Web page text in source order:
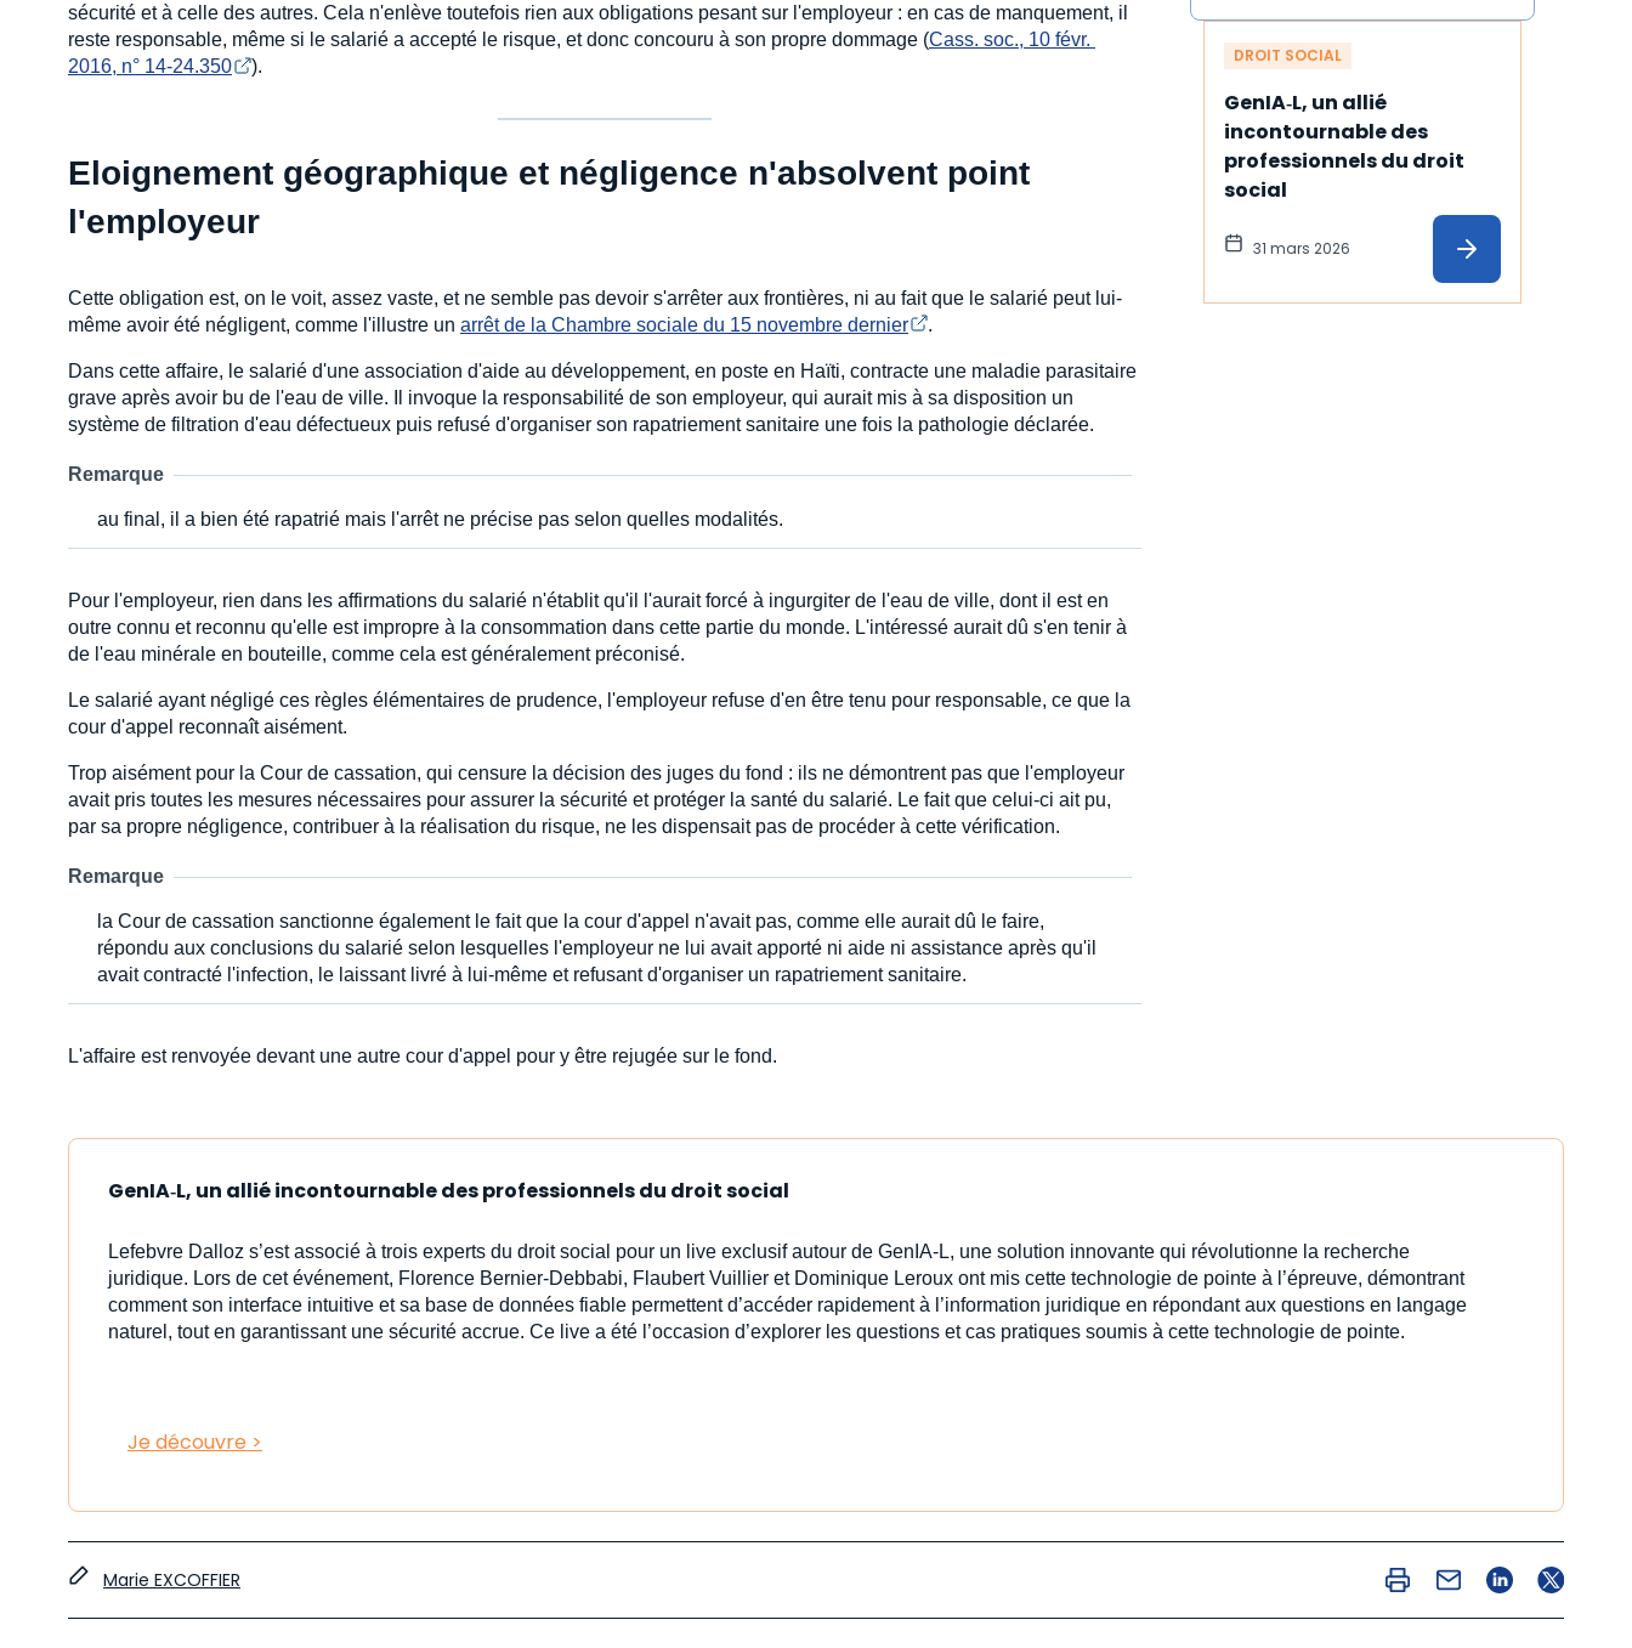
sécurité et à celle des autres. Cela n'enlève toutefois rien aux obligations pesant sur l'employeur : en cas de manquement, il
reste responsable, même si le salarié a accepté le risque, et donc concouru à son propre dommage (Cass. soc., 10 févr.
2016, n° 14-24.350
).
Eloignement géographique et négligence n'absolvent point
l'employeur
Cette obligation est, on le voit, assez vaste, et ne semble pas devoir s'arrêter aux frontières, ni au fait que le salarié peut lui-
même avoir été négligent, comme l'illustre un arrêt de la Chambre sociale du 15 novembre dernier .
Dans cette affaire, le salarié d'une association d'aide au développement, en poste en Haïti, contracte une maladie parasitaire
grave après avoir bu de l'eau de ville. Il invoque la responsabilité de son employeur, qui aurait mis à sa disposition un
système de filtration d'eau défectueux puis refusé d'organiser son rapatriement sanitaire une fois la pathologie déclarée.
Remarque
au final, il a bien été rapatrié mais l'arrêt ne précise pas selon quelles modalités.
Pour l'employeur, rien dans les affirmations du salarié n'établit qu'il l'aurait forcé à ingurgiter de l'eau de ville, dont il est en
outre connu et reconnu qu'elle est impropre à la consommation dans cette partie du monde. L'intéressé aurait dû s'en tenir à
de l'eau minérale en bouteille, comme cela est généralement préconisé.
Le salarié ayant négligé ces règles élémentaires de prudence, l'employeur refuse d'en être tenu pour responsable, ce que la
cour d'appel reconnaît aisément.
Trop aisément pour la Cour de cassation, qui censure la décision des juges du fond : ils ne démontrent pas que l'employeur
avait pris toutes les mesures nécessaires pour assurer la sécurité et protéger la santé du salarié. Le fait que celui-ci ait pu,
par sa propre négligence, contribuer à la réalisation du risque, ne les dispensait pas de procéder à cette vérification.
Remarque
la Cour de cassation sanctionne également le fait que la cour d'appel n'avait pas, comme elle aurait dû le faire,
répondu aux conclusions du salarié selon lesquelles l'employeur ne lui avait apporté ni aide ni assistance après qu'il
avait contracté l'infection, le laissant livré à lui-même et refusant d'organiser un rapatriement sanitaire.
L'affaire est renvoyée devant une autre cour d'appel pour y être rejugée sur le fond.
DROIT SOCIAL
GenIA‑L, un allié
incontournable des
professionnels du droit
social
31 mars 2026
GenIA‑L, un allié incontournable des professionnels du droit social
Lefebvre Dalloz s’est associé à trois experts du droit social pour un live exclusif autour de GenIA‑L, une solution innovante qui révolutionne la recherche
juridique. Lors de cet événement, Florence Bernier-Debbabi, Flaubert Vuillier et Dominique Leroux ont mis cette technologie de pointe à l’épreuve, démontrant
comment son interface intuitive et sa base de données fiable permettent d’accéder rapidement à l’information juridique en répondant aux questions en langage
naturel, tout en garantissant une sécurité accrue. Ce live a été l’occasion d’explorer les questions et cas pratiques soumis à cette technologie de pointe.
Je découvre >
Marie EXCOFFIER